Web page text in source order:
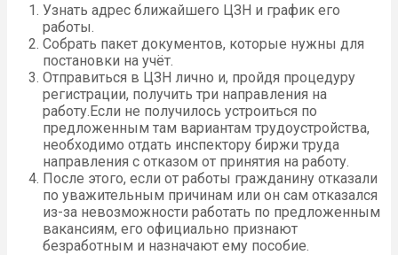
Узнать адрес ближайшего ЦЗН и график его
работы.
Собрать пакет документов, которые нужны для
постановки на учёт.
Отправиться в ЦЗН лично и, пройдя процедуру
регистрации, получить три направления на
работу.Если не получилось устроиться по
предложенным там вариантам трудоустройства,
необходимо отдать инспектору биржи труда
направления с отказом от принятия на работу.
После этого, если от работы гражданину отказали
по уважительным причинам или он сам отказался
из-за невозможности работать по предложенным
вакансиям, его официально признают
безработным и назначают ему пособие.